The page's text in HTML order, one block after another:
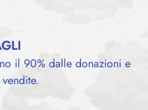
il 90% dalle donazioni e